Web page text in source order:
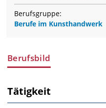
Berufsgruppe:
Berufe im Kunsthandwerk
Berufsbild
Tätigkeit